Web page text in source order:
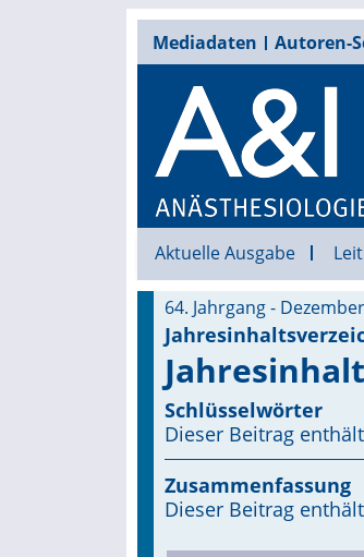
Mediadaten Autoren-
Aktuelle Ausgabe
64. Jahrgang -
Schlüsselwörter
Dieser Beitrag
Zusammenfassung
Dieser Beitrag